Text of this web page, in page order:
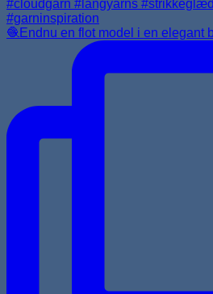
🧶Endnu en flot model i en elegant